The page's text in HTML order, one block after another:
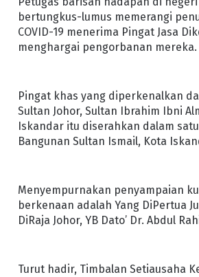
bertungkus-lumus memerangi
COVID-19 menerima Pingat Jasa
menghargai pengorbanan mereka.
Pingat khas yang diperkenalkan
Sultan Johor, Sultan Ibrahim Ibni
Iskandar itu diserahkan dalam
Bangunan Sultan Ismail, Kota
Menyempurnakan penyampaian
berkenaan adalah Yang DiPertua
DiRaja Johor, YB Dato’ Dr. Abdul
Turut hadir, Timbalan Setiausaha